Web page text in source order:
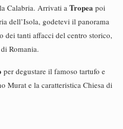
Calabria. Arrivati a Tropea poi
dell’Isola, godetevi il panorama
dei tanti affacci del centro storico,
Romania.
per degustare il famoso tartufo e
Murat e la caratteristica Chiesa di